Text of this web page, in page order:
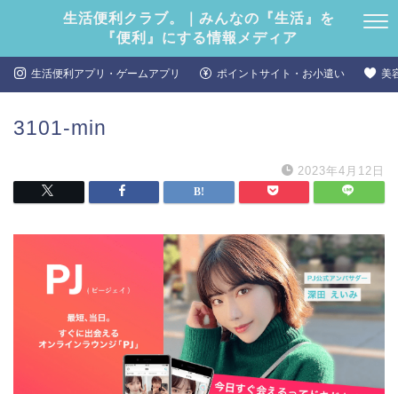
生活便利クラブ。｜みんなの『生活』を
『便利』にする情報メディア
生活便利アプリ・ゲームアプリ ポイントサイト・お小遣い 美
3101-min
2023年4月12日